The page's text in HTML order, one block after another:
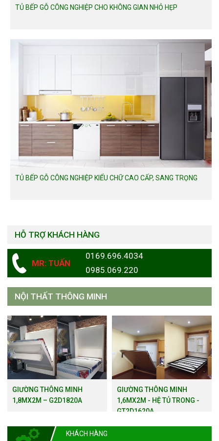
TỦ BẾP GỖ CÔNG NGHIỆP CHO KHÔNG GIAN NHỎ HẸP
TỦ BẾP GỖ CÔNG NGHIỆP KIỂU CHỮ CAO CẤP, SANG TRỌNG
HỖ TRỢ KHÁCH HÀNG
MR: TUẤN
0169.696.4034
0985.069.220
NỘI THẤT THÔNG MINH
GIƯỜNG THÔNG MINH
1,8MX2M – G2D1820A
GIƯỜNG THÔNG MINH
1,6MX2M - HỆ TỦ TRONG -
GT2D1620A
KHÁCH HÀNG